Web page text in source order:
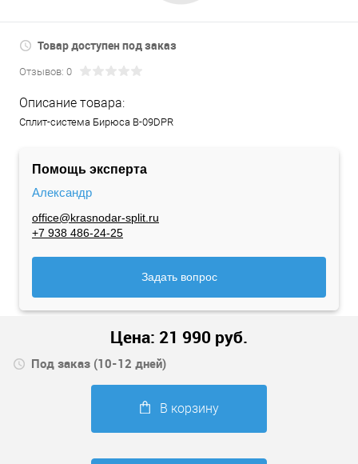
Товар доступен под заказ
Отзывов: 0
Описание товара:
Сплит-система Бирюса B-09DPR
Помощь эксперта
Александр
office@krasnodar-split.ru
+7 938 486-24-25
Задать вопрос
Цена: 21 990 руб.
Под заказ (10-12 дней)
В корзину